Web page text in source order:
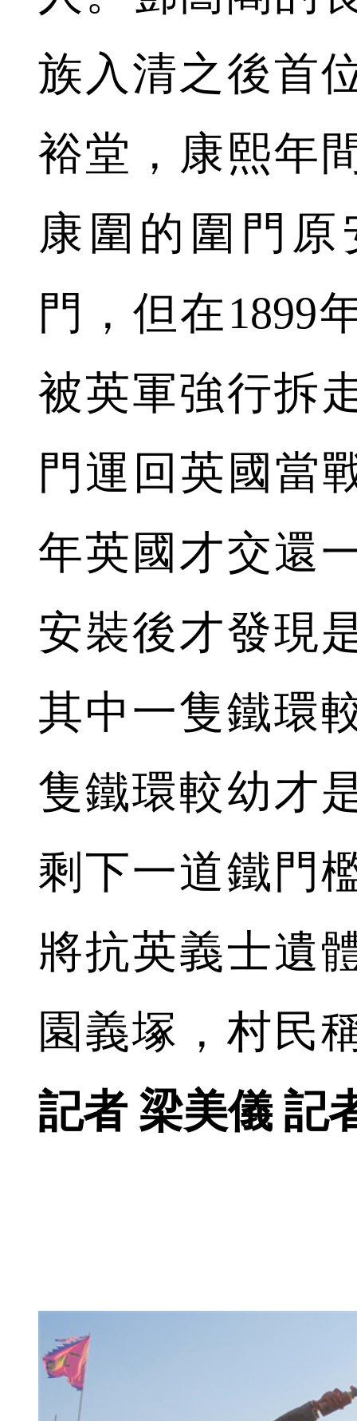
族入清之後首
裕堂，康熙年
康圍的圍門
門，但在1899
被英軍強行拆
門運回英國當
年英國才交還
安裝後才發現
其中一隻鐵環
隻鐵環較幼才
剩下一道鐵門
將抗英義士遺
園義塚，村民
記者 梁美儀 記